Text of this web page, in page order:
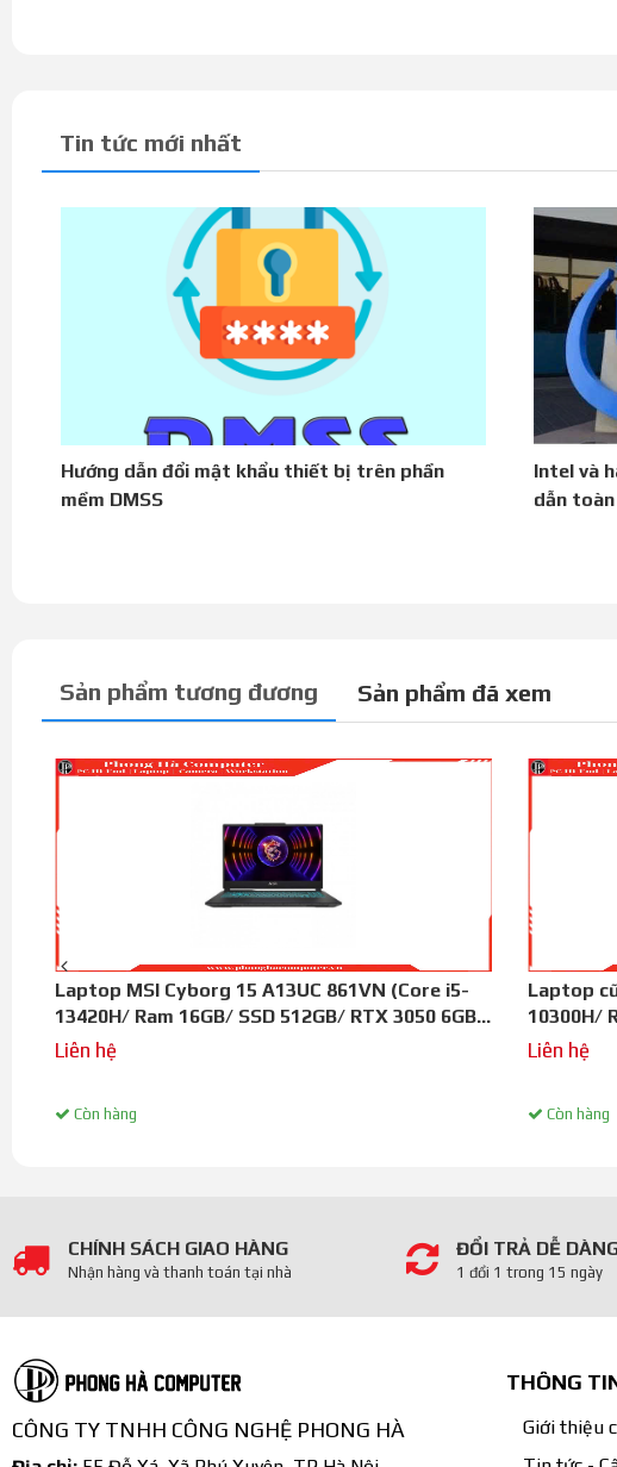
Trái ngược với phong cách hầm hố của nhiều dòng laptop gaming
khá lịch lãm nhưng vẫn giữ được sự mạnh mẽ nhất định trong
bền bỉ với màu đen tối giản cùng các đường viền tông xanh chạy
gọn gàng mang lại tính cơ động cao, tiện lợi cho người dùng khi phải
Dell gaming G3 3590: Hiệu năng mạnh mẽ, làm cực tốt mọi tác vụ
Dell gaming G3 3590 đảm bảo cho các game thủ chiến mượt hầu
đảm bảo khả năng đa nhiệm nhiều tác vụ cùng lúc, khởi động game
lớn. Thoải mái cho bạn tải các tựa game offline về máy.
Dell gaming G3 3590: Trang bị hệ thống tản nhiệt cực kỳ hiệu
Tin tức mới nhất
Hướng dẫn đổi mật khẩu thiết bị trên phần
mềm DMSS
Intel và
dẫn
Sản phẩm tương đương Sản phẩm đã xem
Laptop MSI Cyborg 15 A13UC 861VN (Core i5-
13420H/ Ram 16GB/ SSD 512GB/ RTX 3050 6GB
GDDR6/ màn hình 15.6 inch FHD/ 144Hz/ Đen
Liên hệ
Còn hàng
Laptop
10300H/
màn hình
Liên hệ
Còn hàng
CHÍNH SÁCH GIAO HÀNG
Nhận hàng và thanh toán tại nhà
ĐỔI TRẢ DỄ
1 đổi 1 trong 15 ngày
CÔNG TY TNHH CÔNG NGHỆ PHONG HÀ
THÔNG
Giới thiệu